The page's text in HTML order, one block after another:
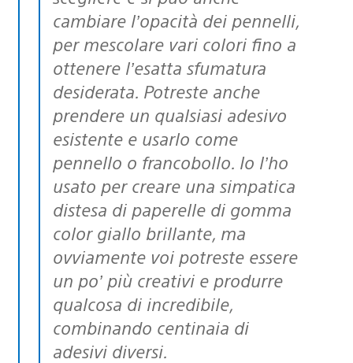
cambiare l’opacità dei pennelli,
per mescolare vari colori fino a
ottenere l’esatta sfumatura
desiderata. Potreste anche
prendere un qualsiasi adesivo
esistente e usarlo come
pennello o francobollo. Io l’ho
usato per creare una simpatica
distesa di paperelle di gomma
color giallo brillante, ma
ovviamente voi potreste essere
un po’ più creativi e produrre
qualcosa di incredibile,
combinando centinaia di
adesivi diversi.